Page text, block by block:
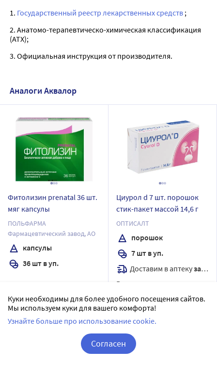
1. Государственный реестр лекарственных средств ;
2. Анатомо-терапевтическо-химическая классификация
(ATX);
3. Официальная инструкция от производителя.
Аналоги Аквалор
Фитолизин prenatal 36 шт.
мяг капсулы
ПОЛЬФАРМА
Фармацевтический завод, АО
капсулы
36 шт в уп.
607.00₽
Сообщить о поступлении
Циурол d 7 шт. порошок
стик-пакет массой 14,6 г
ОПТИСАЛТ
порошок
7 шт в уп.
Доставим в аптекузавтра
В наличии
Цена:
Купить
Куки необходимы для более удобного посещения сайтов.
Мы используем куки для вашего комфорта!
Узнайте больше про использование cookie.
Согласен